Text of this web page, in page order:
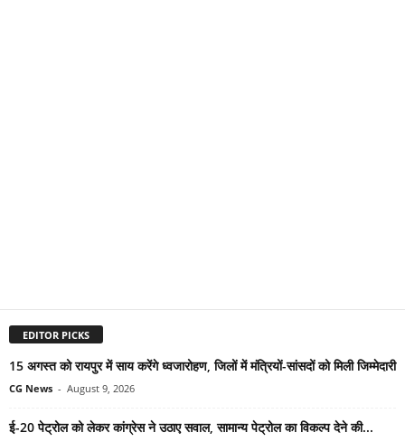
EDITOR PICKS
15 अगस्त को रायपुर में साय करेंगे ध्वजारोहण, जिलों में मंत्रियों-सांसदों को मिली जिम्मेदारी
CG News - August 9, 2026
ई-20 पेट्रोल को लेकर कांग्रेस ने उठाए सवाल, सामान्य पेट्रोल का विकल्प देने की...